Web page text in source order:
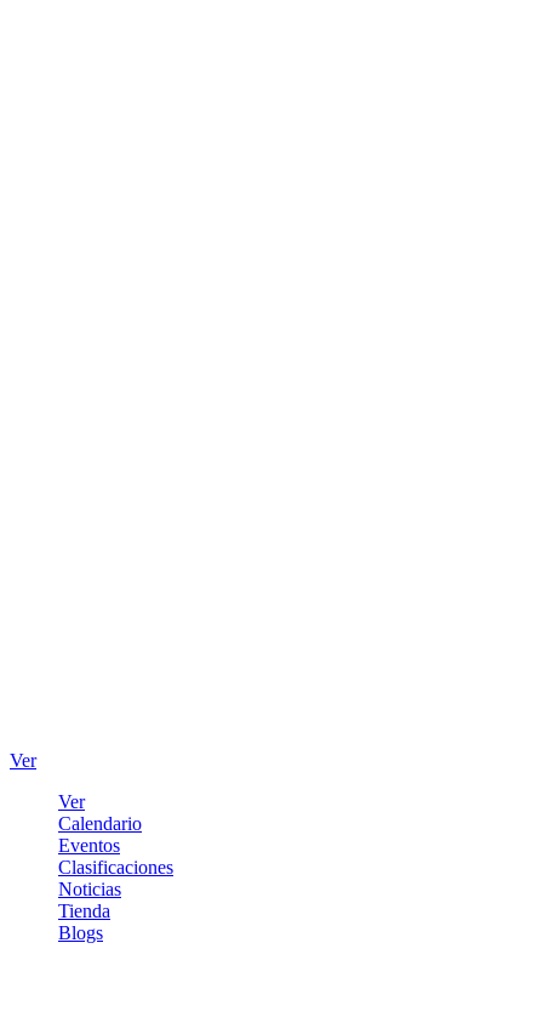
Ver
Ver
Calendario
Eventos
Clasificaciones
Noticias
Tienda
Blogs